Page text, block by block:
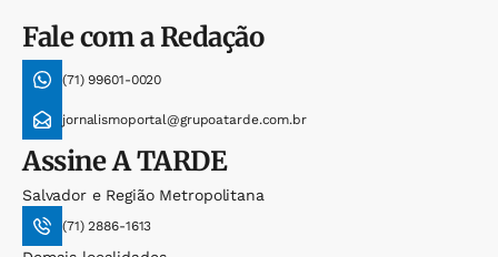
Fale com a Redação
(71) 99601-0020
jornalismoportal@grupoatarde.com.br
AssineA TARDE
Salvador e Região Metropolitana
(71) 2886-1613